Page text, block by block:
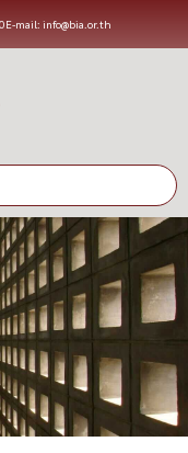
E-mail: info@bia.or.th